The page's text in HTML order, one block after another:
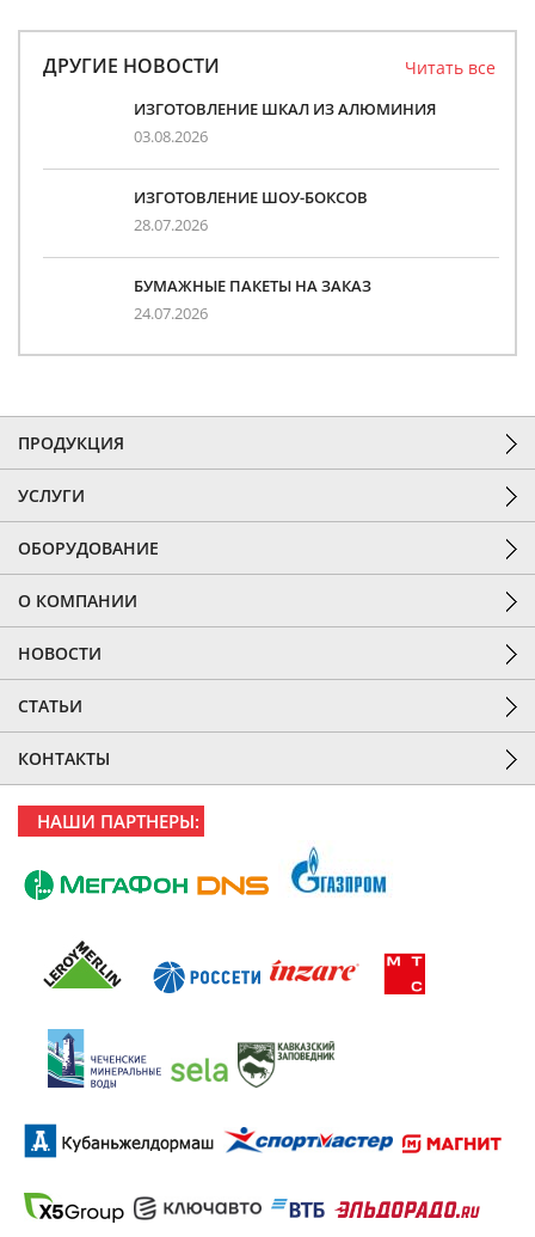
ДРУГИЕ НОВОСТИ Читать все
ИЗГОТОВЛЕНИЕ ШКАЛ ИЗ АЛЮМИНИЯ
03.08.2026
ИЗГОТОВЛЕНИЕ ШОУ-БОКСОВ
28.07.2026
БУМАЖНЫЕ ПАКЕТЫ НА ЗАКАЗ
24.07.2026
ПРОДУКЦИЯ
УСЛУГИ
ОБОРУДОВАНИЕ
О КОМПАНИИ
НОВОСТИ
СТАТЬИ
КОНТАКТЫ
НАШИ ПАРТНЕРЫ: